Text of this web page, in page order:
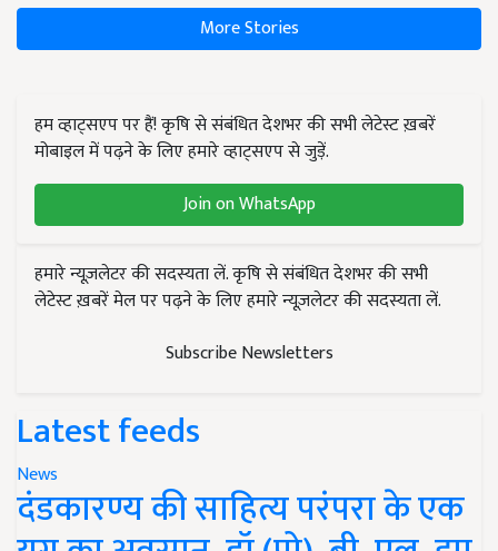
More Stories
हम व्हाट्सएप पर हैं! कृषि से संबंधित देशभर की सभी लेटेस्ट ख़बरें
मोबाइल में पढ़ने के लिए हमारे व्हाट्सएप से जुड़ें.
Join on WhatsApp
हमारे न्यूज़लेटर की सदस्यता लें. कृषि से संबंधित देशभर की सभी
लेटेस्ट ख़बरें मेल पर पढ़ने के लिए हमारे न्यूज़लेटर की सदस्यता लें.
Subscribe Newsletters
Latest feeds
News
दंडकारण्य की साहित्य परंपरा के एक